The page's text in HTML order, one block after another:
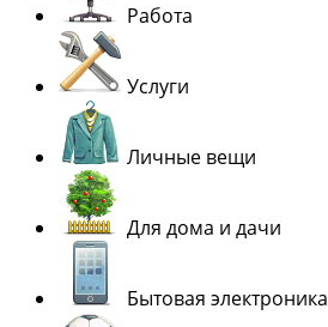
Работа
Услуги
Личные вещи
Для дома и дачи
Бытовая электроника